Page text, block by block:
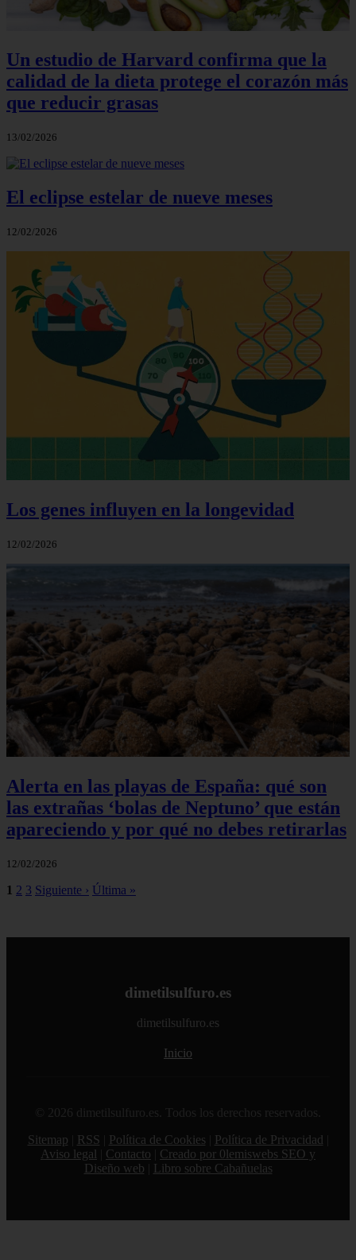
Un estudio de Harvard confirma que la
calidad de la dieta protege el corazón más
que reducir grasas
13/02/2026
El eclipse estelar de nueve meses
12/02/2026
Los genes influyen en la longevidad
12/02/2026
Alerta en las playas de España: qué son
las extrañas ‘bolas de Neptuno’ que están
apareciendo y por qué no debes retirarlas
12/02/2026
1 2 3 Siguiente › Última »
dimetilsulfuro.es
dimetilsulfuro.es
Inicio
© 2026 dimetilsulfuro.es. Todos los derechos reservados.
Sitemap
RSS Política de Cookies Política de Privacidad
Aviso legal
Contacto
Creado por 0lemiswebs SEO y
Diseño web
Libro sobre Cabañuelas